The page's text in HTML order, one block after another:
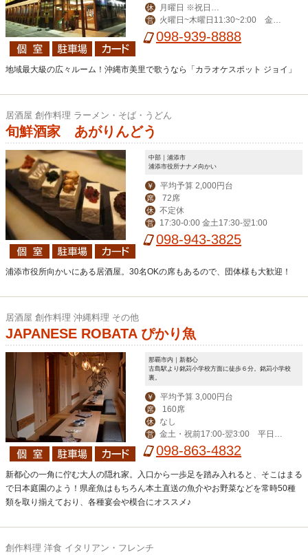
休
祝前日は営業
営
火曜日~木曜日11:30~2:00 金曜
日11:30~3:00 土曜日11:00~4:00 日
098-939-8888
地域最大級の広々ルーム！沖縄市美里で歌うなら「カラオケスポット ジョイ」
居酒屋 創作料理 ラーメン・そば・うどん
旬鮮酒家 あがりんどう
中部｜浦添市
浦添市役所ナナメ向かい
￥ 平均予算 2,000円台
席 72席
休 不定休
営 17:30-0:00 金土17:30-翌1:00
098-943-3825
浦添市役所向かいにある居酒屋。30名OKの席もあるので、団体様も大歓迎！
居酒屋 創作料理 沖縄料理 その他
JAPANESE ROBATA ぴかり魚
那覇市内｜新都心
古島駅より銘苅小学校方面に徒歩６分。銘苅小学校
裏。
￥ 平均予算 3,000円台
席 160席
休 なし
営
金土・祝前17:00-翌3:00 平日17:
00-翌2:00
098-863-4832
新都心の一角に佇む大人の隠れ家。入口から一歩足を踏み入れると、そこはまる
で日本庭園のよう！県産魚はもちろん本土直送の魚介やお野菜などを常時50種
類を取り揃えており、各種宴会や模合にオススメ♪
創作料理 洋食 イタリアン・フレンチ